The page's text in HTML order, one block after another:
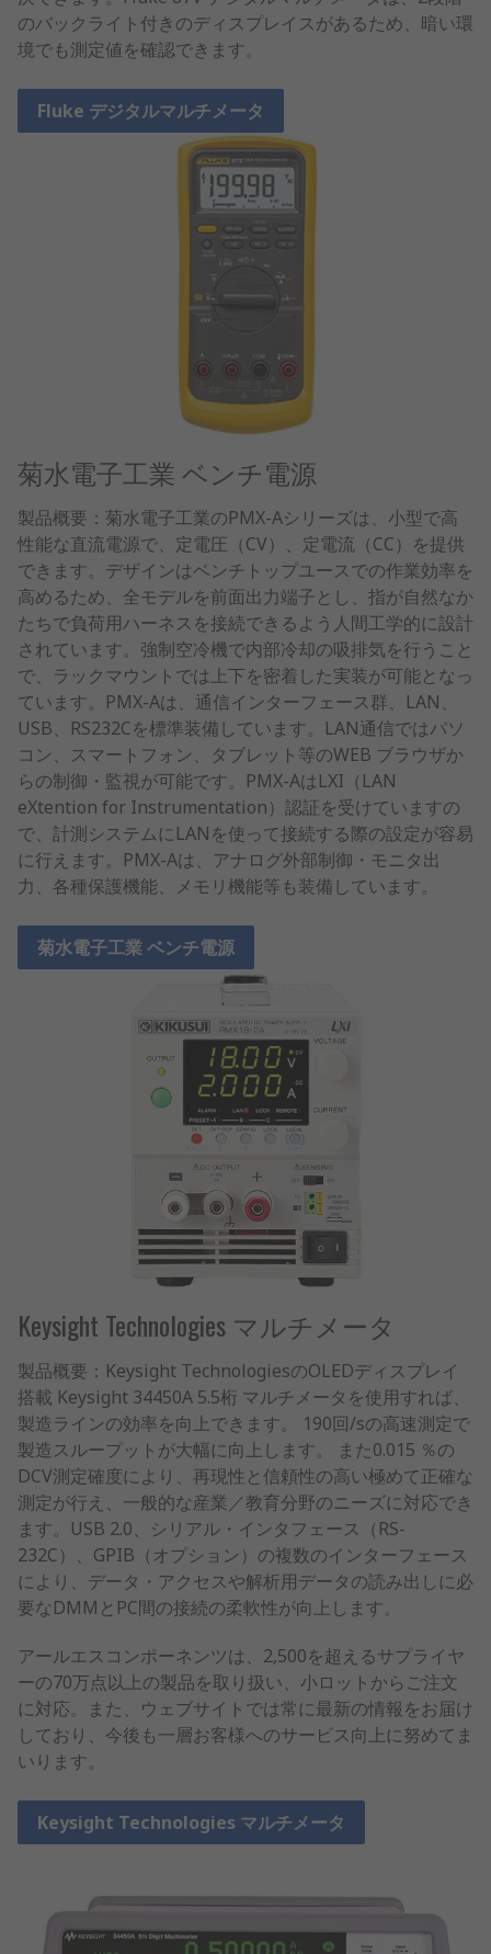
のバックライト付きのディスプレイスがあるため、暗い環
境でも測定値を確認できます。
Fluke デジタルマルチメータ
菊水電子工業 ベンチ電源
製品概要：菊水電子工業のPMX-Aシリーズは、小型で高
性能な直流電源で、定電圧（CV）、定電流（CC）を提供
できます。デザインはベンチトップユースでの作業効率を
高めるため、全モデルを前面出力端子とし、指が自然なか
たちで負荷用ハーネスを接続できるよう人間工学的に設計
されています。強制空冷機で内部冷却の吸排気を行うこと
で、ラックマウントでは上下を密着した実装が可能となっ
ています。PMX-Aは、通信インターフェース群、LAN、
USB、RS232Cを標準装備しています。LAN通信ではパソ
コン、スマートフォン、タブレット等のWEB ブラウザか
らの制御・監視が可能です。PMX-AはLXI（LAN
eXtention for Instrumentation）認証を受けていますの
で、計測システムにLANを使って接続する際の設定が容易
に行えます。PMX-Aは、アナログ外部制御・モニタ出
力、各種保護機能、メモリ機能等も装備しています。
菊水電子工業 ベンチ電源
Keysight Technologies マルチメータ
製品概要：Keysight TechnologiesのOLEDディスプレイ
搭載 Keysight 34450A 5.5桁 マルチメータを使用すれば、
製造ラインの効率を向上できます。 190回/sの高速測定で
製造スループットが大幅に向上します。 また0.015 ％の
DCV測定確度により、再現性と信頼性の高い極めて正確な
測定が行え、一般的な産業／教育分野のニーズに対応でき
ます。USB 2.0、シリアル・インタフェース（RS-
232C）、GPIB（オプション）の複数のインターフェース
により、データ・アクセスや解析用データの読み出しに必
要なDMMとPC間の接続の柔軟性が向上します。
アールエスコンポーネンツは、2,500を超えるサプライヤ
ーの70万点以上の製品を取り扱い、小ロットからご注文
に対応。また、ウェブサイトでは常に最新の情報をお届け
しており、今後も一層お客様へのサービス向上に努めてま
いります。
Keysight Technologies マルチメータ